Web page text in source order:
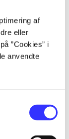
af
eller
”Cookies” i
anvendte